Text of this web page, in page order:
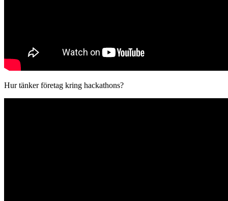
Hur tänker företag kring hackathons?